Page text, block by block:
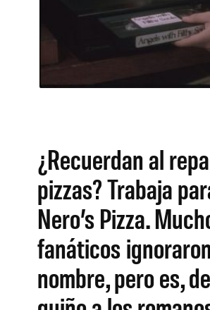
¿Recuerdan al
pizzas? Trabaja
Nero’s Pizza.
fanáticos
nombre, pero es,